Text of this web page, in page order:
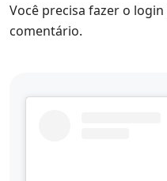
Você precisa fazer o login
comentário.